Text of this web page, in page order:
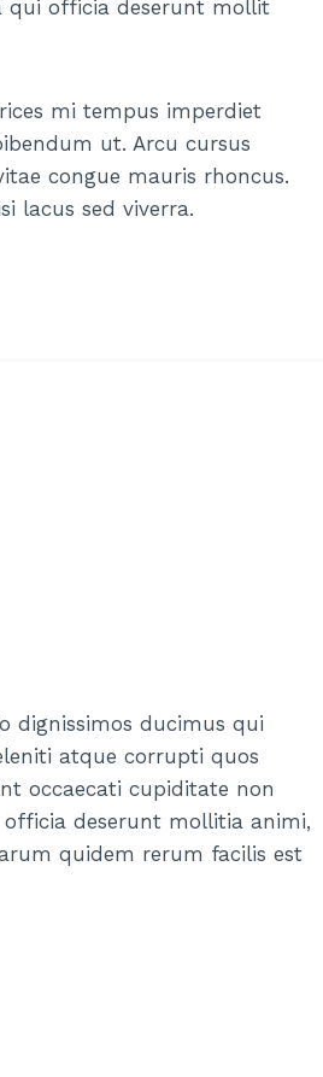
officia deserunt mollit
mi tempus imperdiet
ut. Arcu cursus
congue mauris rhoncus.
lacus sed viverra.
dignissimos ducimus qui
atque corrupti quos
occaecati cupiditate non
deserunt mollitia animi,
quidem rerum facilis est